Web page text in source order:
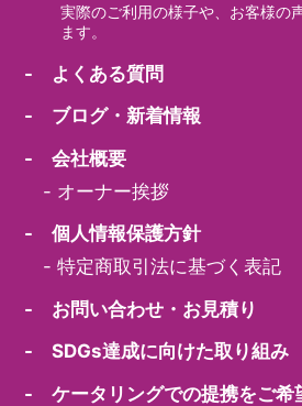
実際のご利用の様子や、お客様の
ます。
- よくある質問
- ブログ・新着情報
- 会社概要
- オーナー挨拶
- 個人情報保護方針
-特定商取引法に基づく表記
- お問い合わせ・お見積り
- SDGs達成に向けた取り組み
- ケータリングでの提携をご希